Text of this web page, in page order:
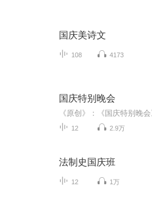
国庆美诗文
108 4173
国庆特别晚会
12 2.9万
法制史国庆班
12 1万